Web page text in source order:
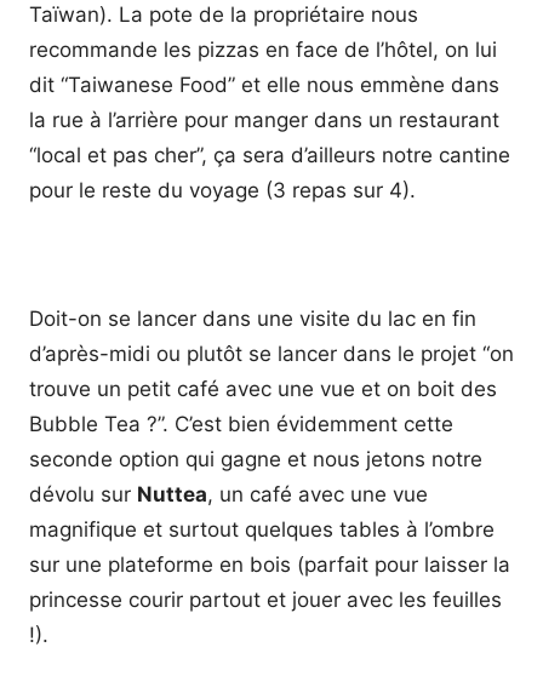
Taïwan). La pote de la propriétaire nous
recommande les pizzas en face de l’hôtel, on lui
dit “Taiwanese Food” et elle nous emmène dans
la rue à l’arrière pour manger dans un restaurant
“local et pas cher”, ça sera d’ailleurs notre cantine
pour le reste du voyage (3 repas sur 4).
Doit-on se lancer dans une visite du lac en fin
d’après-midi ou plutôt se lancer dans le projet “on
trouve un petit café avec une vue et on boit des
Bubble Tea ?”. C’est bien évidemment cette
seconde option qui gagne et nous jetons notre
dévolu sur Nuttea, un café avec une vue
magnifique et surtout quelques tables à l’ombre
sur une plateforme en bois (parfait pour laisser la
princesse courir partout et jouer avec les feuilles
!).